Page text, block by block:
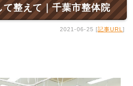
整えて｜千葉市整体院
2021-06-25 [記事URL ]